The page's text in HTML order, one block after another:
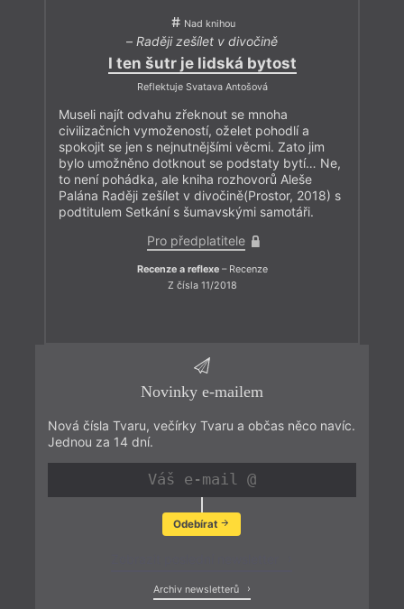
Nad knihou
– Raději zešílet v divočině
I ten šutr je lidská bytost
Reflektuje Svatava Antošová
Museli najít odvahu zřeknout se mnoha
civilizačních vymožeností, oželet pohodlí a
spokojit se jen s nejnutnějšími věcmi. Zato jim
bylo umožněno dotknout se podstaty bytí… Ne,
to není pohádka, ale kniha rozhovorů Aleše
Palána Raději zešílet v divočině(Prostor, 2018) s
podtitulem Setkání s šumavskými samotáři.
Pro předplatitele
Recenze a reflexe– Recenze
Z čísla 11/2018
Novinky e-mailem
Nová čísla Tvaru, večírky Tvaru a občas něco navíc.
Jednou za 14 dní.
Odebírat
Archiv newsletterů